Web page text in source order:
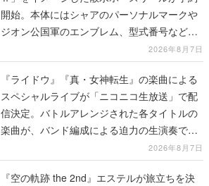
開始。本体にはシャアのパーソナルマークや
ジオン公国軍のエンブレム、型式番号などを
2026年8月7日
『ライドウ』『真・女神転生』の楽曲による
スペシャルライブが「ニコニコ生放送」で配
信決定。バトルアレンジされた各タイトルの
楽曲が、バンド編成による迫力の生演奏で披
露、冒頭部分は“無料”で視聴できる2026年8月7日
『空の軌跡 the 2nd』エステルが旅立ちを決